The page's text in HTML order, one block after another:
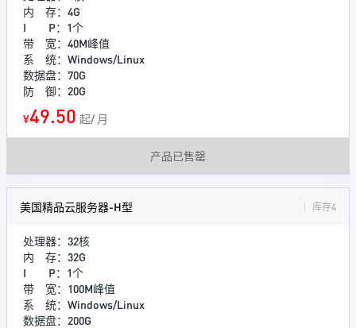
内 存：4G
I P：1个
带 宽：40M峰值
系 统：Windows/Linux
数据盘：70G
防 御：20G
¥49.50 起/ 月
产品已售罄
美国精品云服务器-H型 库存4
处理器：32核
内 存：32G
I P：1个
带 宽：100M峰值
系 统：Windows/Linux
数据盘：200G